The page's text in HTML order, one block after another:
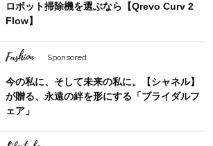
ロボット掃除機を選ぶなら【Qrevo Curv 2
Flow】
Fashion Sponsored
今の私に、そして未来の私に。【シャネル】
が贈る、永遠の絆を形にする「ブライダルフ
ェア」